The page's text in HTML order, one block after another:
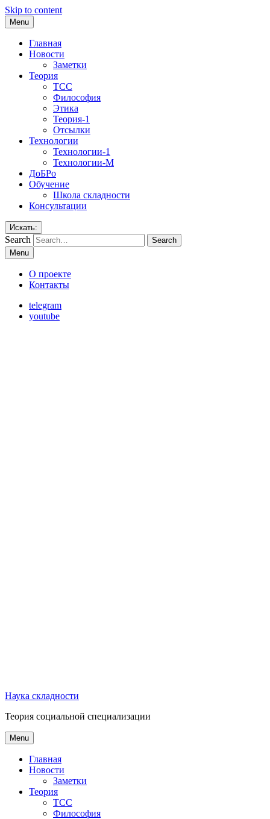
Skip to content
Menu
Главная
Новости
Заметки
Теория
ТСС
Философия
Этика
Теория-1
Отсылки
Технологии
Технологии-1
Технологии-М
ДоБРо
Обучение
Школа складности
Консультации
Искать:
Search
Menu
О проекте
Контакты
telegram
youtube
Наука складности
Теория социальной специализации
Menu
Главная
Новости
Заметки
Теория
ТСС
Философия